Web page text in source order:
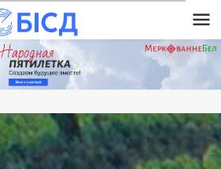
Перайсці
да
асноўнага
змесціва